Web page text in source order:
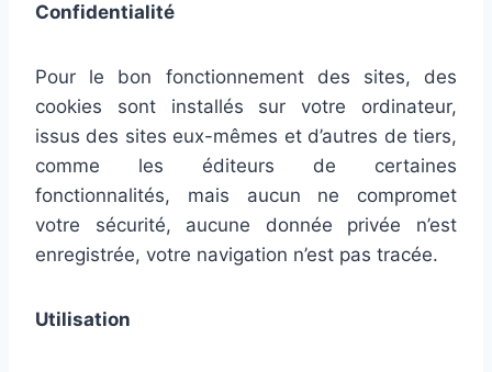
Confidentialité
Pour le bon fonctionnement des sites, des
cookies sont installés sur votre ordinateur,
issus des sites eux-mêmes et d’autres de tiers,
comme les éditeurs de certaines
fonctionnalités, mais aucun ne compromet
votre sécurité, aucune donnée privée n’est
enregistrée, votre navigation n’est pas tracée.
Utilisation